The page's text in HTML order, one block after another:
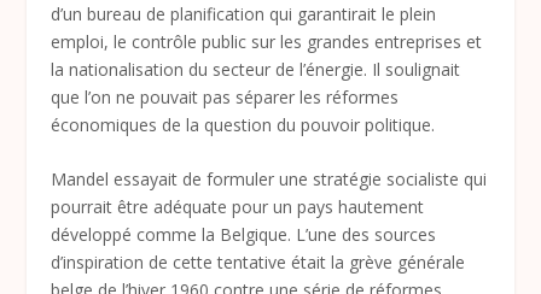
d’un bureau de planification qui garantirait le plein
emploi, le contrôle public sur les grandes entreprises et
la nationalisation du secteur de l’énergie. Il soulignait
que l’on ne pouvait pas séparer les réformes
économiques de la question du pouvoir politique.
Mandel essayait de formuler une stratégie socialiste qui
pourrait être adéquate pour un pays hautement
développé comme la Belgique. L’une des sources
d’inspiration de cette tentative était la grève générale